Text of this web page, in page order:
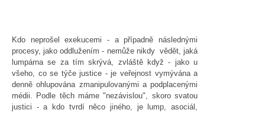
Kdo neprošel exekucemi - a případně následnými
procesy, jako oddlužením - nemůže nikdy vědět, jaká
lumpárna se za tím skrývá, zvláště když - jako u
všeho, co se týče justice - je veřejnost vymývána a
denně ohlupována zmanipulovanými a podplacenými
médii. Podle těch máme "nezávislou", skoro svatou
justici - a kdo tvrdí něco jiného, je lump, asociál,